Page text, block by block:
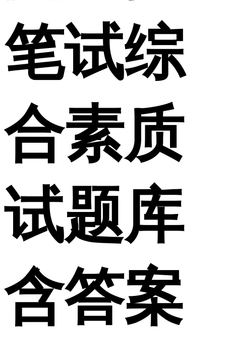
笔试综
合素质
试题库
含答案